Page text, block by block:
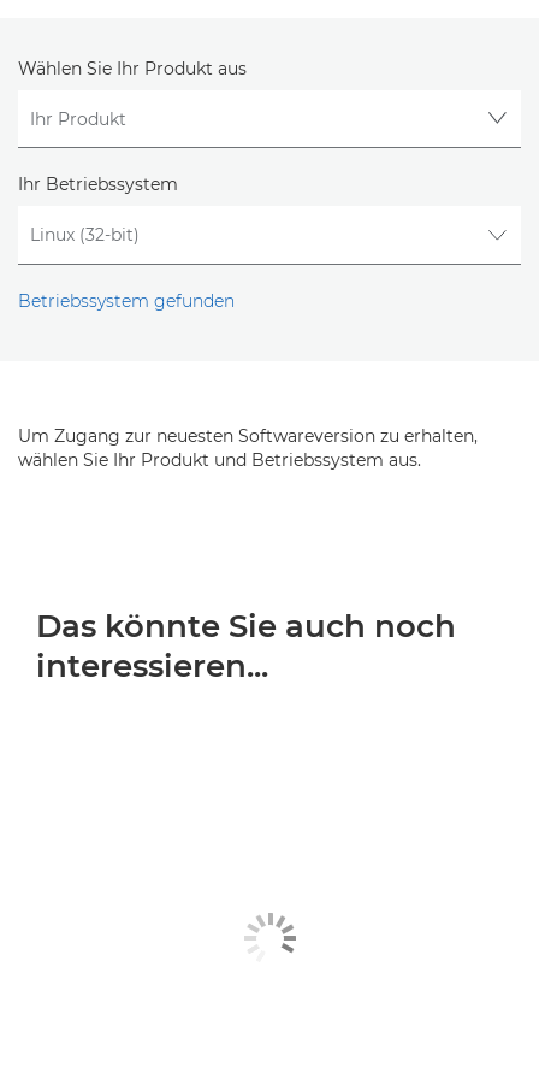
Wählen Sie Ihr Produkt aus
Ihr Betriebssystem
Betriebssystem gefunden
Um Zugang zur neuesten Softwareversion zu erhalten,
wählen Sie Ihr Produkt und Betriebssystem aus.
Das könnte Sie auch noch
interessieren...